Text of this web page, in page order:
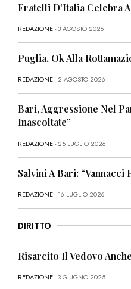
Fratelli D’Italia Celebra
REDAZIONE- 3 AGOSTO 2026
Puglia, Ok Alla
REDAZIONE- 2 AGOSTO 2026
Bari, Aggressione Nel
Inascoltate”
REDAZIONE- 25 LUGLIO 2026
Salvini A Bari: “Vannacci
REDAZIONE- 16 LUGLIO 2026
DIRITTO
Risarcito Il Vedovo
REDAZIONE- 3 GIUGNO 2025